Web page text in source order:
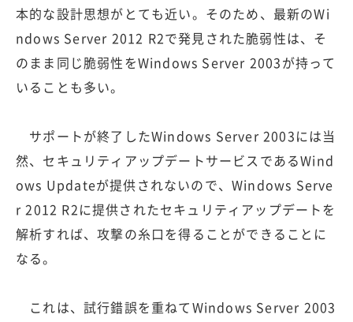
本的な設計思想がとても近い。そのため、最新のWi
ndows Server 2012 R2で発見された脆弱性は、そ
のまま同じ脆弱性をWindows Server 2003が持って
いることも多い。
サポートが終了したWindows Server 2003には当
然、セキュリティアップデートサービスであるWind
ows Updateが提供されないので、Windows Serve
r 2012 R2に提供されたセキュリティアップデートを
解析すれば、攻撃の糸口を得ることができることに
なる。
これは、試行錯誤を重ねてWindows Server 2003